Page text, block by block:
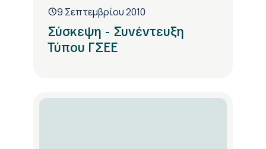
9 Σεπτεμβρίου 2010
Σύσκεψη - Συνέντευξη
Τύπου ΓΣΕΕ